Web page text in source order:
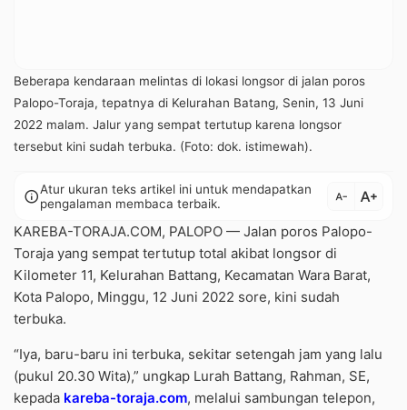
Beberapa kendaraan melintas di lokasi longsor di jalan poros
Palopo-Toraja, tepatnya di Kelurahan Batang, Senin, 13 Juni
2022 malam. Jalur yang sempat tertutup karena longsor
tersebut kini sudah terbuka. (Foto: dok. istimewah).
infoAtur ukuran teks artikel ini untuk mendapatkan
pengalaman membaca terbaik.
text_decrease text_increase
KAREBA-TORAJA.COM, PALOPO — Jalan poros Palopo-
Toraja yang sempat tertutup total akibat longsor di
Kilometer 11, Kelurahan Battang, Kecamatan Wara Barat,
Kota Palopo, Minggu, 12 Juni 2022 sore, kini sudah
terbuka.
“Iya, baru-baru ini terbuka, sekitar setengah jam yang lalu
(pukul 20.30 Wita),” ungkap Lurah Battang, Rahman, SE,
kepada kareba-toraja.com, melalui sambungan telepon,